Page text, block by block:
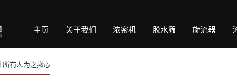
主页 关于我们 浓密机 脱水筛 旋流器
所有人为之揪心